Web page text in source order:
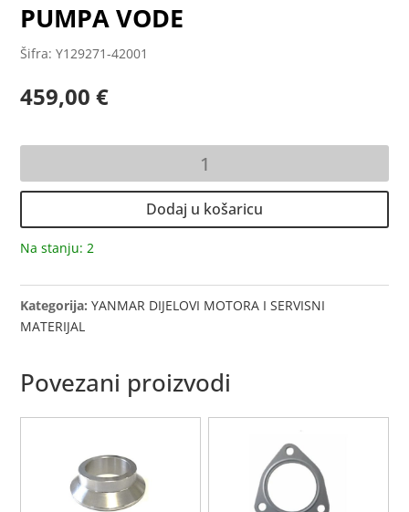
PUMPA VODE
Šifra: Y129271-42001
459,00€
količina
Dodaj u košaricu
Na stanju: 2
Kategorija:YANMAR DIJELOVI MOTORA I SERVISNI
MATERIJAL
Povezani proizvodi